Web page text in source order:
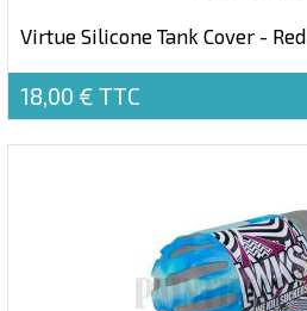
Virtue Silicone Tank Cover - Red
18,00 € TTC